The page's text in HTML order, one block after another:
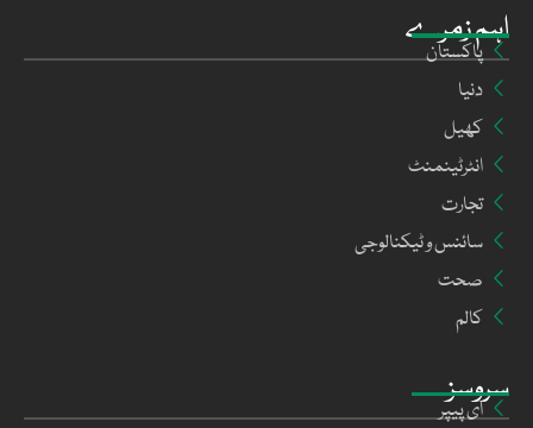
سروسز
ای پیپر
اہم زمرے
پاکستان
دنیا
کھیل
انٹرٹینمنٹ
تجارت
سائنس و ٹیکنالوجی
صحت
کالم